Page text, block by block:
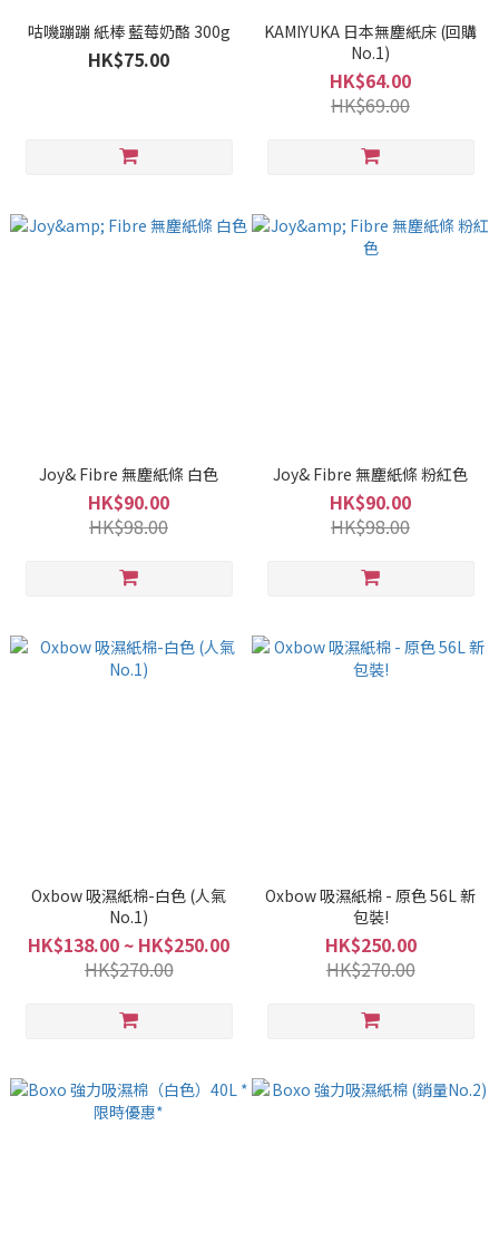
咕嘰蹦蹦 紙棒 藍莓奶酪 300g
HK$75.00
KAMIYUKA 日本無塵紙床 (回購
No.1)
HK$64.00
HK$69.00
Joy& Fibre 無塵紙條 白色
HK$90.00
HK$98.00
Joy& Fibre 無塵紙條 粉紅色
HK$90.00
HK$98.00
Oxbow 吸濕紙棉-白色 (人氣
No.1)
HK$138.00 ~ HK$250.00
HK$270.00
Oxbow 吸濕紙棉 - 原色 56L 新
包裝!
HK$250.00
HK$270.00